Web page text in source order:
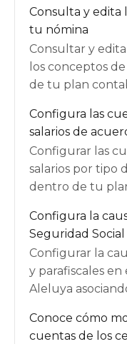
Consulta y edita
tu nómina
Consultar y
los conceptos
de tu plan
Configura las
salarios de
Configurar las
salarios por tipo
dentro de tu
Configura la
Seguridad
Configurar la
y parafiscales
Aleluya
Conoce cómo
cuentas de los